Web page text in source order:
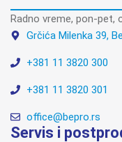
Radno vreme, pon-pet,
Grčića Milenka 39,
+381 11 3820 300
+381 11 3820 301
office@bepro.rs
Servis i